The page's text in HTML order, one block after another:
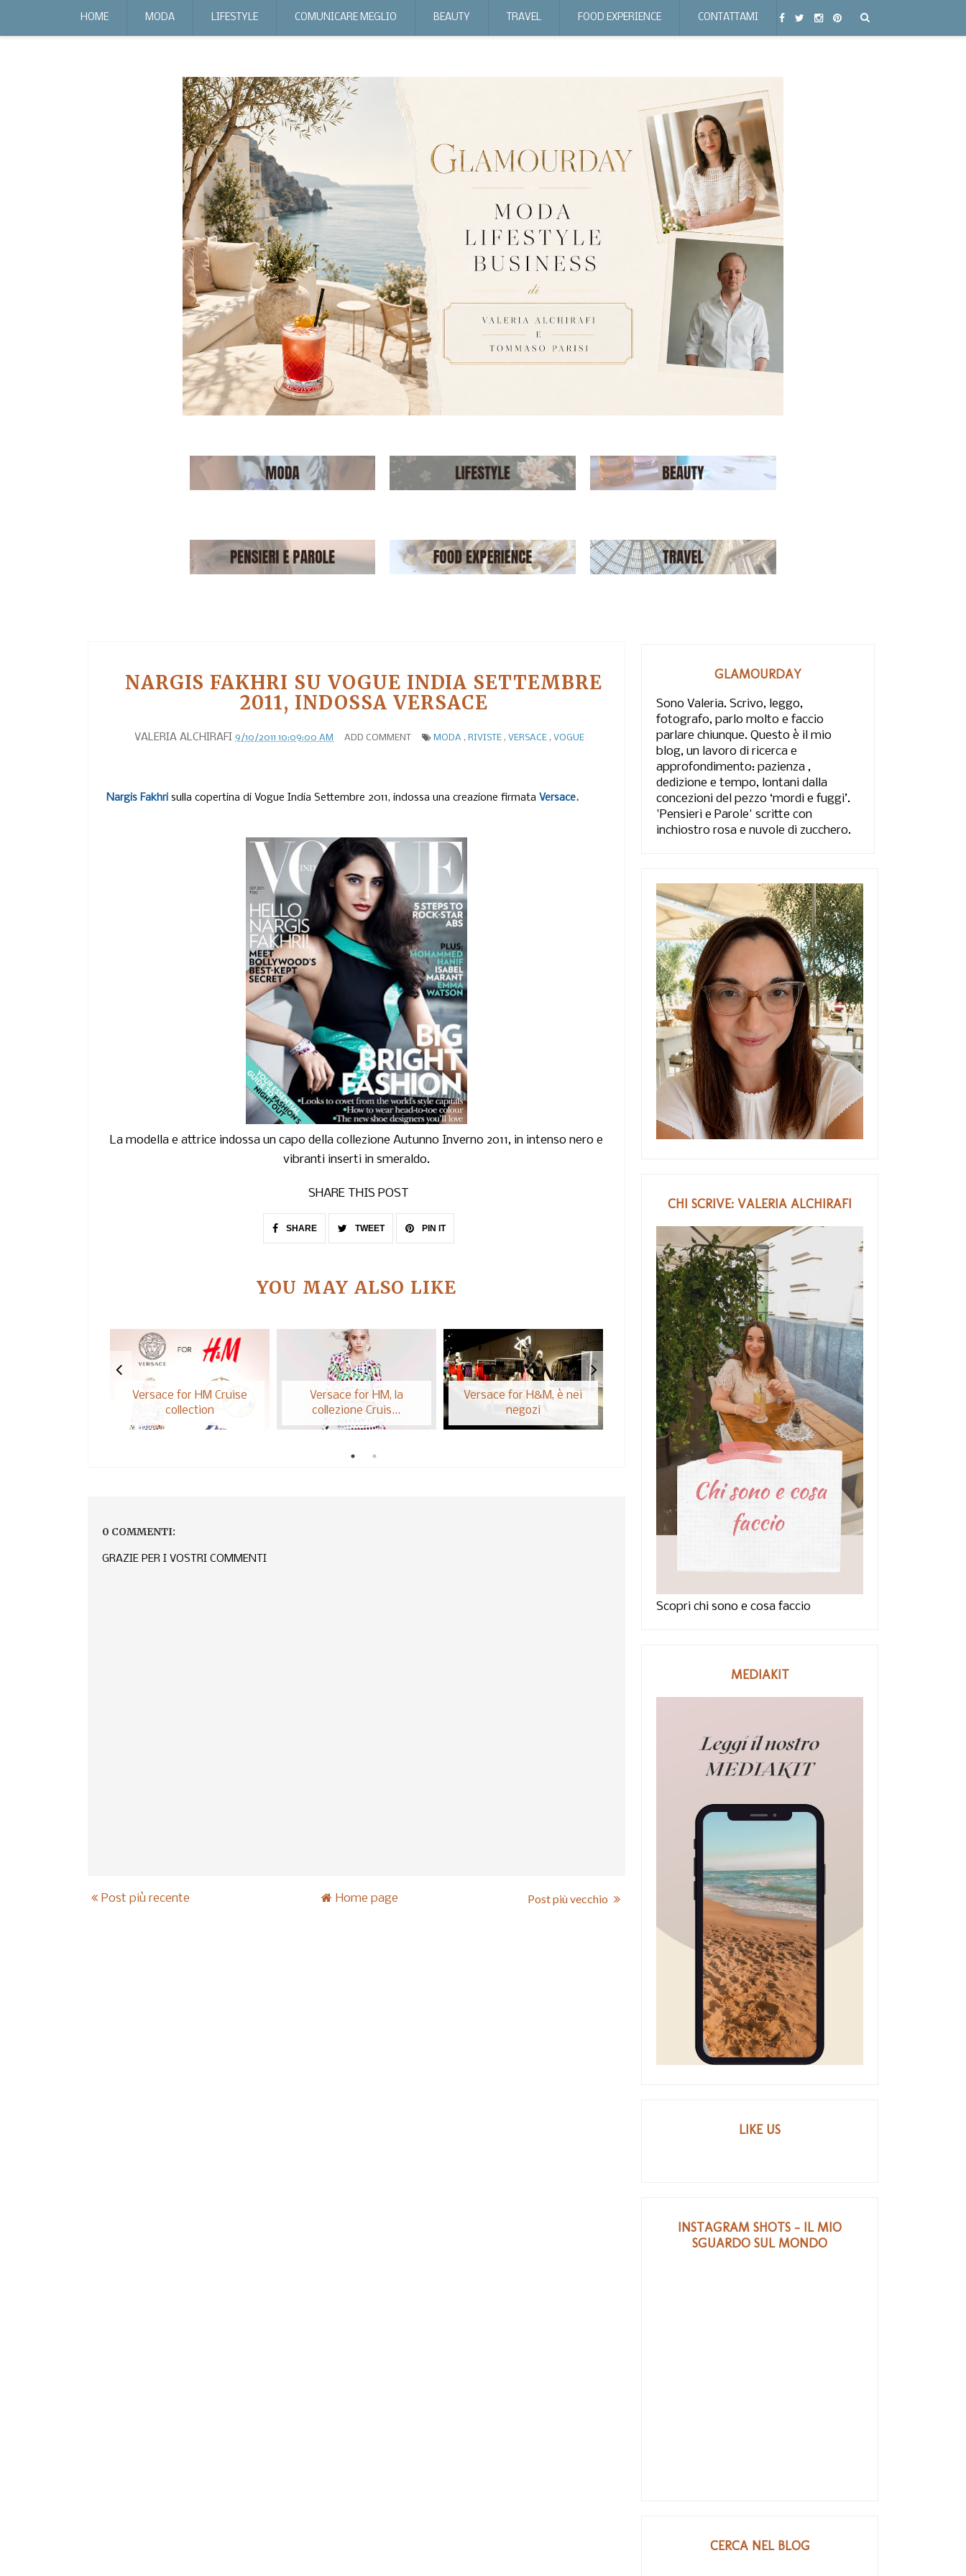
HOME MODA LIFESTYLE COMUNICARE MEGLIO BEAUTY TRAVEL FOOD EXPERIENCE CONTATTAMI
NARGIS FAKHRI SU VOGUE INDIA SETTEMBRE
2011, INDOSSA VERSACE
VALERIA ALCHIRAFI 9/10/2011 10:09:00 AM ADD COMMENT MODA , RIVISTE , VERSACE , VOGUE
Nargis Fakhri sulla copertina di Vogue India Settembre 2011, indossa una creazione firmata Versace.
La modella e attrice indossa un capo della collezione Autunno Inverno 2011, in intenso nero e
vibranti inserti in smeraldo.
SHARE THIS POST
SHARE TWEET PIN IT
YOU MAY ALSO LIKE
Versace for HM Cruise
collection
Versace for HM, la
collezione Cruis...
Versace for H&M, è nei
negozi
Irina Shayk su Vogue
Spagna di Nov...
Karlina Caune su Vogue
Spagna di Ot...
0 COMMENTI:
GRAZIE PER I VOSTRI COMMENTI
Post più recente Post più vecchio
Home page
GLAMOURDAY
Sono Valeria. Scrivo, leggo,
fotografo, parlo molto e faccio
parlare chiunque. Questo è il mio
blog, un lavoro di ricerca e
approfondimento: pazienza ,
dedizione e tempo, lontani dalla
concezioni del pezzo ‘mordi e fuggi’.
'Pensieri e Parole' scritte con
inchiostro rosa e nuvole di zucchero.
CHI SCRIVE: VALERIA ALCHIRAFI
Scopri chi sono e cosa faccio
MEDIAKIT
LIKE US
INSTAGRAM SHOTS - IL MIO
SGUARDO SUL MONDO
CERCA NEL BLOG